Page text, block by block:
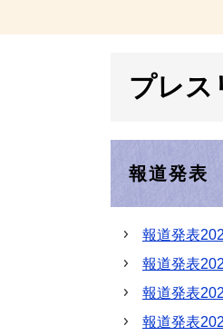
プレス
報道発表
報道発表
報道発表
報道発表
報道発表